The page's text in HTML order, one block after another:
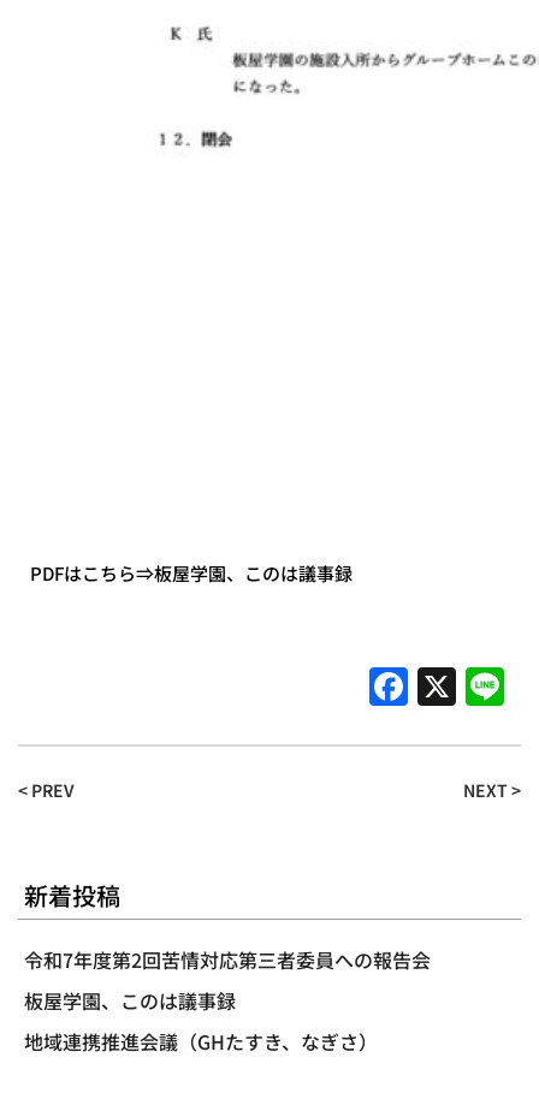
PDFはこちら⇒板屋学園、このは議事録
X
< PREV NEXT >
新着投稿
令和7年度第2回苦情対応第三者委員への報告会
板屋学園、このは議事録
地域連携推進会議（GHたすき、なぎさ）